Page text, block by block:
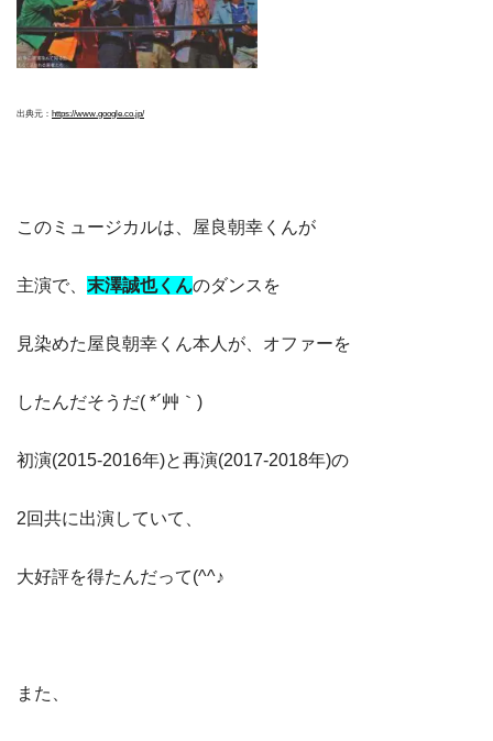
出典元： https://www.google.co.jp/
このミュージカルは、屋良朝幸くんが
主演で、 末澤誠也くんのダンスを
見染めた屋良朝幸くん本人が、オファーを
したんだそうだ( *´艸｀)
初演(2015-2016年)と再演(2017-2018年)の
2回共に出演していて、
大好評を得たんだって(^^♪
また、